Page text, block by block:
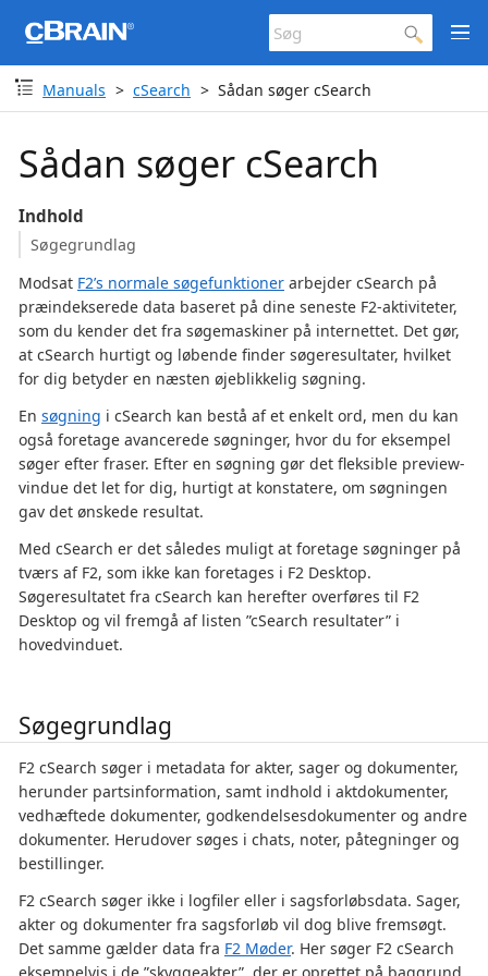
Manuals cSearch Sådan søger cSearch
Sådan søger cSearch
Indhold
Søgegrundlag
Modsat F2’s normale søgefunktioner arbejder cSearch på
præindekserede data baseret på dine seneste F2-aktiviteter,
som du kender det fra søgemaskiner på internettet. Det gør,
at cSearch hurtigt og løbende finder søgeresultater, hvilket
for dig betyder en næsten øjeblikkelig søgning.
En søgning i cSearch kan bestå af et enkelt ord, men du kan
også foretage avancerede søgninger, hvor du for eksempel
søger efter fraser. Efter en søgning gør det fleksible preview-
vindue det let for dig, hurtigt at konstatere, om søgningen
gav det ønskede resultat.
Med cSearch er det således muligt at foretage søgninger på
tværs af F2, som ikke kan foretages i F2 Desktop.
Søgeresultatet fra cSearch kan herefter overføres til F2
Desktop og vil fremgå af listen ”cSearch resultater” i
hovedvinduet.
Søgegrundlag
F2 cSearch søger i metadata for akter, sager og dokumenter,
herunder partsinformation, samt indhold i aktdokumenter,
vedhæftede dokumenter, godkendelsesdokumenter og andre
dokumenter. Herudover søges i chats, noter, påtegninger og
bestillinger.
F2 cSearch søger ikke i logfiler eller i sagsforløbsdata. Sager,
akter og dokumenter fra sagsforløb vil dog blive fremsøgt.
Det samme gælder data fra F2 Møder. Her søger F2 cSearch